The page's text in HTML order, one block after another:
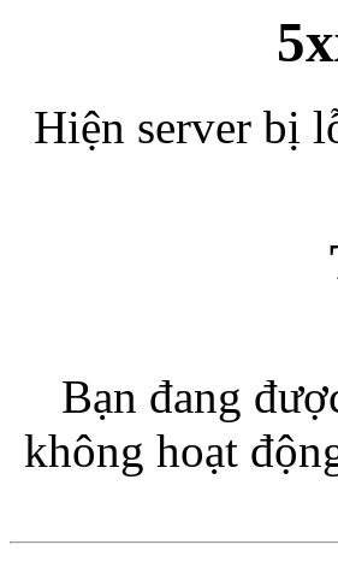
Hiện server bị
Bạn đang
không hoạt